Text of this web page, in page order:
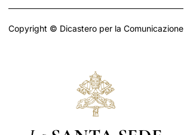
Copyright © Dicastero per la Comunicazione